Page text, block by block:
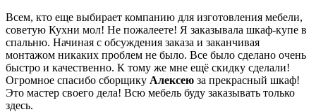
Всем, кто еще выбирает компанию для изготовления мебели,
советую Кухни мол! Не пожалеете! Я заказывала шкаф-купе в
спальню. Начиная с обсуждения заказа и заканчивая
монтажом никаких проблем не было. Все было сделано очень
быстро и качественно. К тому же мне ещё скидку сделали!
Огромное спасибо сборщику Алексею за прекрасный шкаф!
Это мастер своего дела! Всю мебель буду заказывать только
здесь.